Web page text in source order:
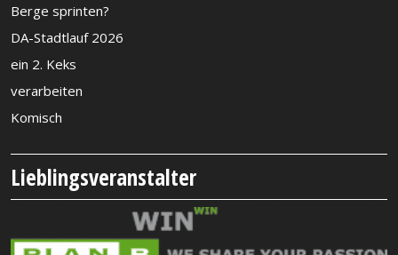
Berge sprinten?
DA-Stadtlauf 2026
ein 2. Keks
verarbeiten
Komisch
Lieblingsveranstalter